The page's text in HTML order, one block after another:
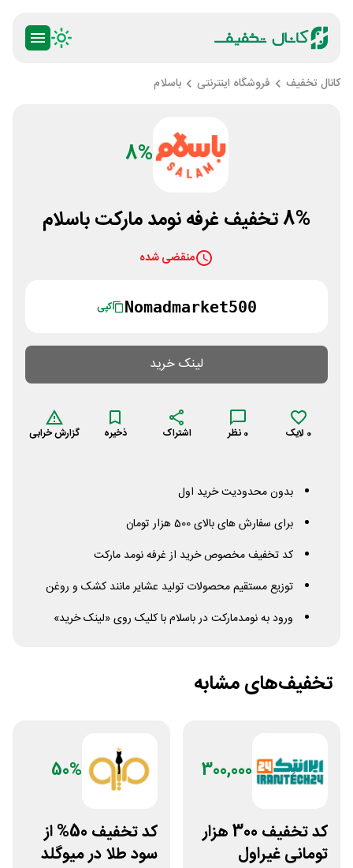
کانال تخفیف فروشگاه اینترنتی باسلام
8%
8% تخفیف غرفه نومد مارکت باسلام
منقضی شده
Nomadmarket500 کپی
لینک خرید
0 لایک 0 نظر اشتراک ذخیره گزارش خرابی
بدون محدودیت خرید اول
برای سفارش های بالای 500 هزار تومان
کد تخفیف مخصوص خرید از غرفه نومد مارکت
توزیع مستقیم محصولات تولید عشایر مانند کشک و روغن
ورود به نومدمارکت در باسلام با کلیک روی «لینک خرید»
تخفیف‌های مشابه
300,000
کد تخفیف 300 هزار
تومانی غیراول
50%
کد تخفیف 50% از
سود طلا در میوگلد